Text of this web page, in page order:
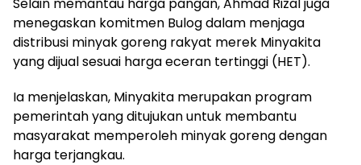
menegaskan komitmen Bulog dalam menjaga
distribusi minyak goreng rakyat merek Minyakita
yang dijual sesuai harga eceran tertinggi (HET).
Ia menjelaskan, Minyakita merupakan program
pemerintah yang ditujukan untuk membantu
masyarakat memperoleh minyak goreng dengan
harga terjangkau.